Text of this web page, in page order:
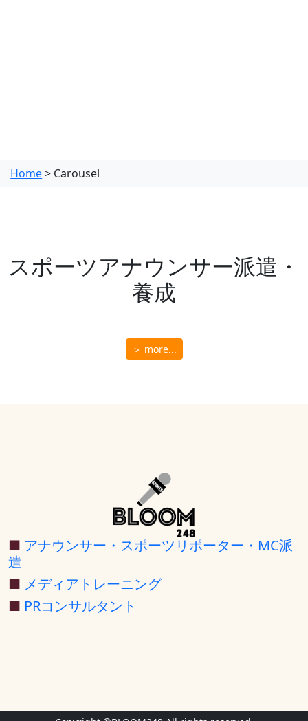
Home> Carousel
スポーツアナウンサー派遣・
養成
＞ more...
■ アナウンサー・スポーツリポーター・MC派
遣
■ メディアトレーニング
■ PRコンサルタント